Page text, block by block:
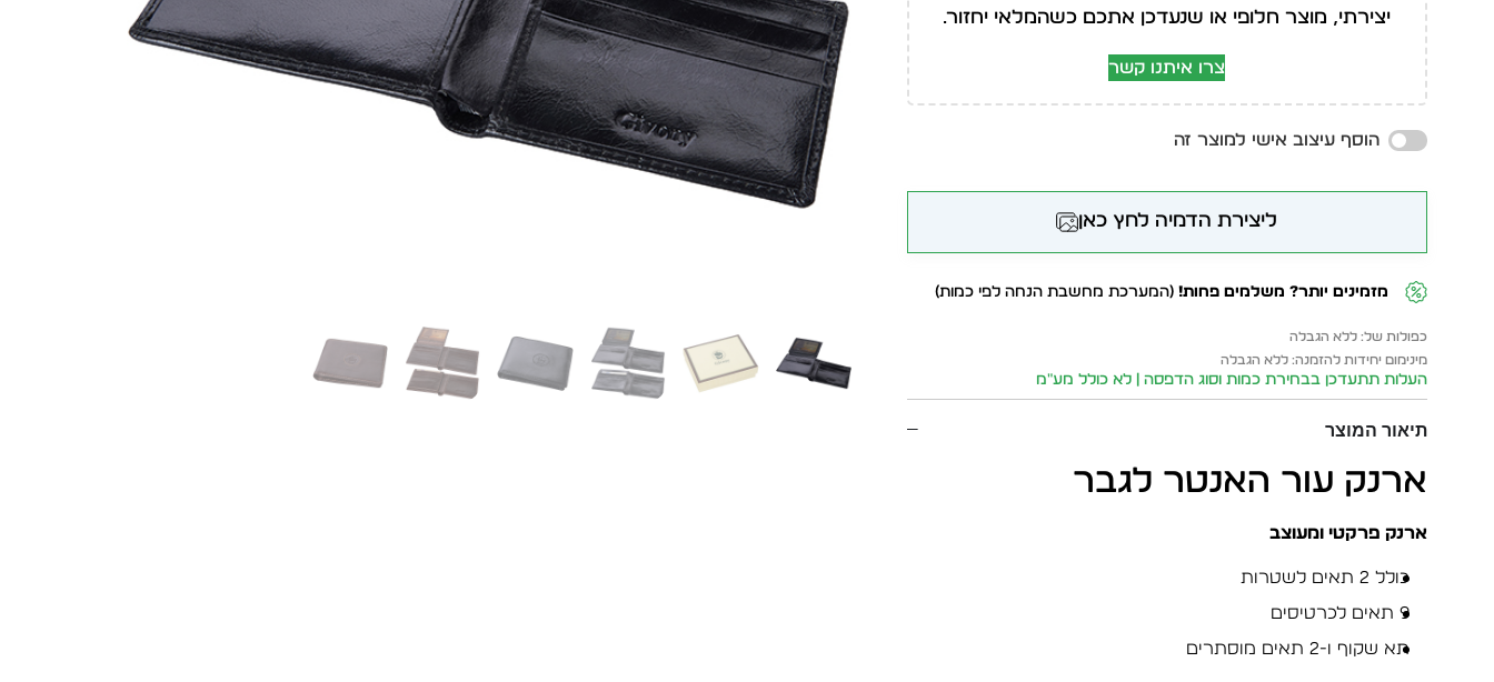
יצירתי, מוצר חלופי או שנעדכן אתכם כשהמלאי יחזור.
צרו איתנו קשר
הוסף עיצוב אישי למוצר זה
ליצירת הדמיה לחץ כאן
מזמינים יותר? משלמים פחות! (המערכת מחשבת הנחה לפי כמות)
כפולות של: ללא הגבלה
מינימום יחידות להזמנה: ללא הגבלה
העלות תתעדכן בבחירת כמות וסוג הדפסה | לא כולל מע״מ
תיאור המוצר
ארנק עור האנטר לגבר
ארנק פרקטי ומעוצב
כולל 2 תאים לשטרות
9 תאים לכרטיסים
תא שקוף ו-2 תאים מוסתרים